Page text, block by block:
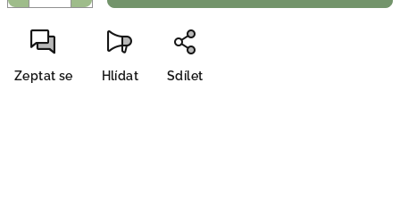
Zeptat se Hlídat Sdílet